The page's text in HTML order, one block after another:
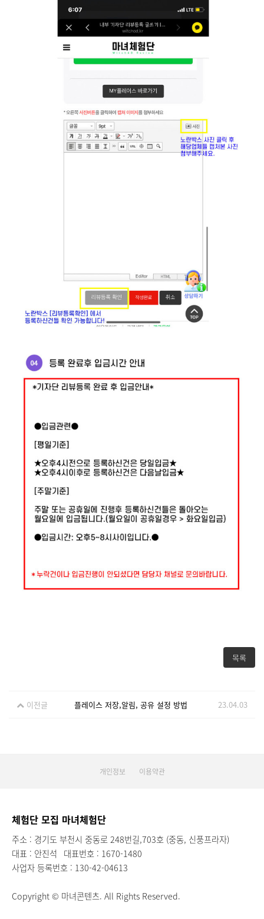
목록
이전글 플레이스 저장,알림, 공유 설정 방법 23.04.03
개인정보 이용약관
체험단 모집 마녀체험단
주소 : 경기도 부천시 중동로 248번길,703호 (중동, 신풍프라자)
대표 : 안진석 대표번호 : 1670-1480
사업자 등록번호 : 130-42-04613
Copyright © 마녀콘텐츠. All Rights Reserved.